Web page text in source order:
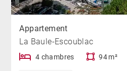
Appartement
La Baule-Escoublac
4 chambres 94 m²